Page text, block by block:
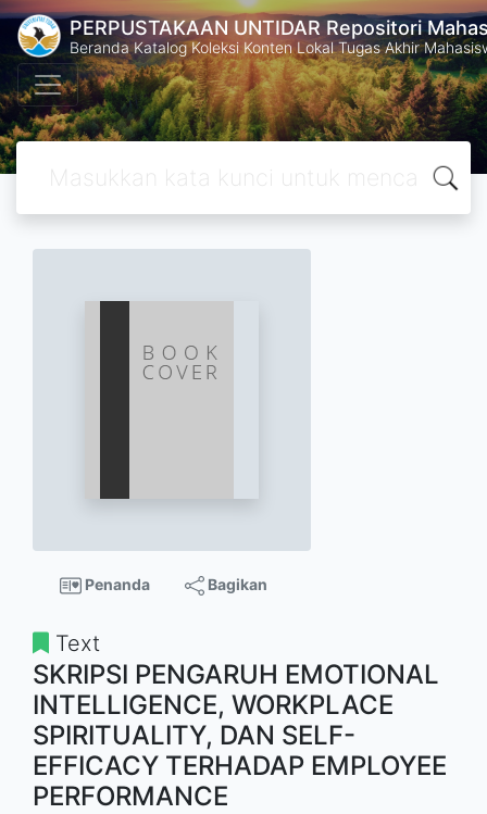
PERPUSTAKAAN UNTIDAR Repositori
Beranda Katalog Koleksi Konten Lokal Tugas Akhir
Penanda Bagikan
Text
SKRIPSI PENGARUH EMOTIONAL
INTELLIGENCE, WORKPLACE
SPIRITUALITY, DAN SELF-
EFFICACY TERHADAP EMPLOYEE
PERFORMANCE